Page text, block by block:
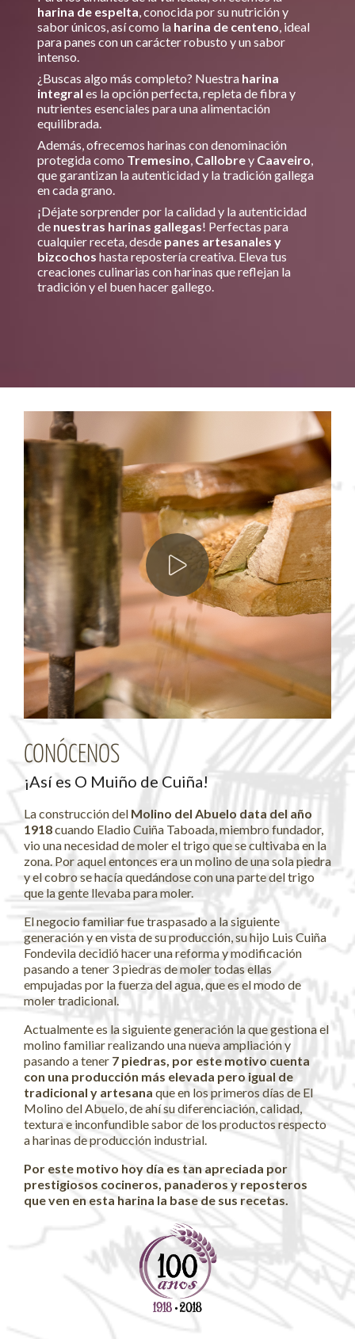
harina de espelta, conocida por su nutrición y
sabor únicos, así como la harina de centeno, ideal
para panes con un carácter robusto y un sabor
intenso.
¿Buscas algo más completo? Nuestra harina
integral es la opción perfecta, repleta de fibra y
nutrientes esenciales para una alimentación
equilibrada.
Además, ofrecemos harinas con denominación
protegida como Tremesino, Callobrey Caaveiro,
que garantizan la autenticidad y la tradición gallega
en cada grano.
¡Déjate sorprender por la calidad y la autenticidad
de nuestras harinas gallegas! Perfectas para
cualquier receta, desde panes artesanales y
bizcochos hasta repostería creativa. Eleva tus
creaciones culinarias con harinas que reflejan la
tradición y el buen hacer gallego.
CONÓCENOS
¡Así es O Muiño de Cuiña!
La construcción del Molino del Abuelo data del año
1918cuando Eladio Cuiña Taboada, miembro fundador,
vio una necesidad de moler el trigo que se cultivaba en la
zona. Por aquel entonces era un molino de una sola piedra
y el cobro se hacía quedándose con una parte del trigo
que la gente llevaba para moler.
El negocio familiar fue traspasado a la siguiente
generación y en vista de su producción, su hijo Luis Cuiña
Fondevila decidió hacer una reforma y modificación
pasando a tener 3 piedras de moler todas ellas
empujadas por la fuerza del agua, que es el modo de
moler tradicional.
Actualmente es la siguiente generación la que gestiona el
molino familiar realizando una nueva ampliación y
pasando a tener 7 piedras, por este motivo cuenta
con una producción más elevada pero igual de
tradicional y artesana que en los primeros días de El
Molino del Abuelo, de ahí su diferenciación, calidad,
textura e inconfundible sabor de los productos respecto
a harinas de producción industrial.
Por este motivo hoy día es tan apreciada por
prestigiosos cocineros, panaderos y reposteros
que ven en esta harina la base de sus recetas.